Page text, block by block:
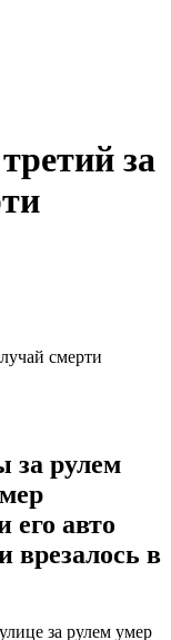
за
за рулем
его авто
врезалось в
за рулем умер